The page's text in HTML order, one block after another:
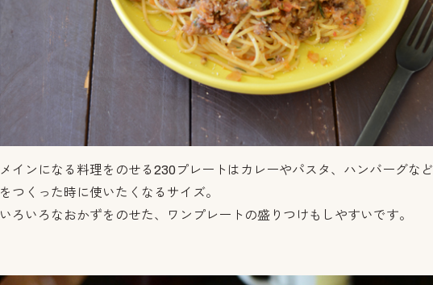
メインになる料理をのせる230プレートはカレーやパスタ、ハンバーグなど
をつくった時に使いたくなるサイズ。
いろいろなおかずをのせた、ワンプレートの盛りつけもしやすいです。